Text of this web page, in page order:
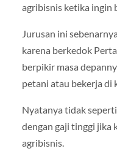
agribisnis ketika ingin
Jurusan ini
karena berkedok
berpikir masa
petani atau bekerja di
Nyatanya tidak
dengan gaji tinggi jika
agribisnis.